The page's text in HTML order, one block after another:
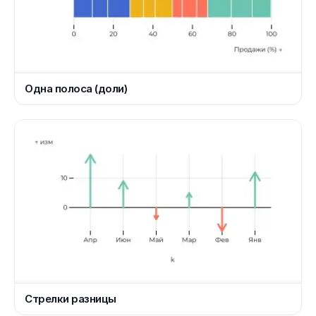
Одна полоса (доли)
Стрелки разницы